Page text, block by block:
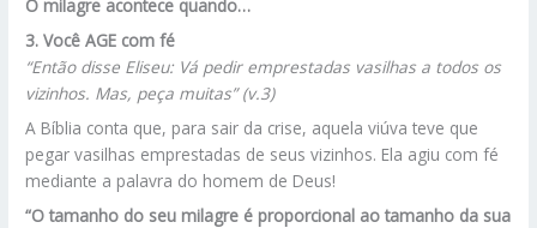
O milagre acontece quando…
3. Você AGE com fé
“Então disse Eliseu: Vá pedir emprestadas vasilhas a todos os
vizinhos. Mas, peça muitas” (v.3)
A Bíblia conta que, para sair da crise, aquela viúva teve que
pegar vasilhas emprestadas de seus vizinhos. Ela agiu com fé
mediante a palavra do homem de Deus!
“O tamanho do seu milagre é proporcional ao tamanho da sua